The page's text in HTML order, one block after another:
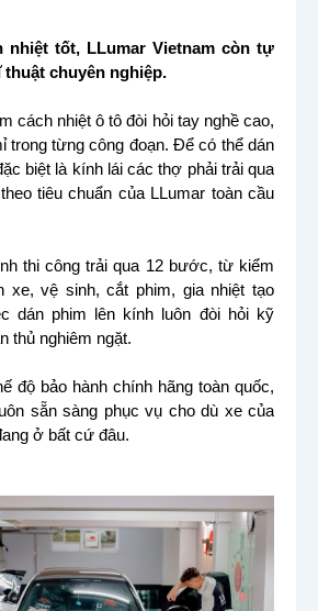
nhiệt tốt, LLumar Vietnam còn tự
thuật chuyên nghiệp.
cách nhiệt ô tô đòi hỏi tay nghề cao,
trong từng công đoạn. Để có thể dán
biệt là kính lái các thợ phải trải qua
tiêu chuẩn của LLumar toàn cầu
thi công trải qua 12 bước, từ kiểm
xe, vệ sinh, cắt phim, gia nhiệt tạo
dán phim lên kính luôn đòi hỏi kỹ
thủ nghiêm ngặt.
độ bảo hành chính hãng toàn quốc,
sẵn sàng phục vụ cho dù xe của
ở bất cứ đâu.